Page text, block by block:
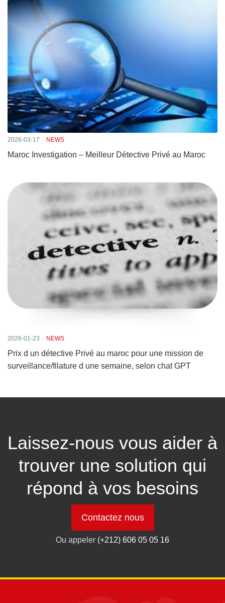
2026-03-17 NEWS
Maroc Investigation – Meilleur Détective Privé au Maroc
2026-01-23 NEWS
Prix d un détective Privé au maroc pour une mission de
surveillance/filature d une semaine, selon chat GPT
Laissez-nous vous aider à
trouver une solution qui
répond à vos besoins
Contactez nous
Ou appeler (+212) 606 05 05 16